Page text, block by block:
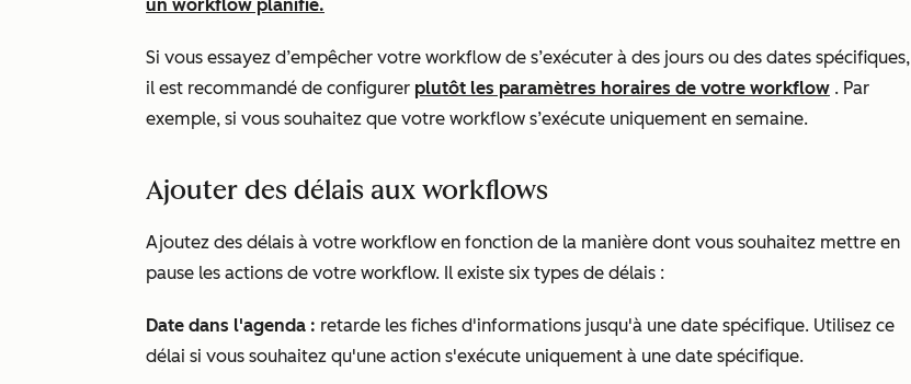
un workflow planifié.
Si vous essayez d’empêcher votre workflow de s’exécuter à des jours ou des dates spécifiques,
il est recommandé de configurer plutôt les paramètres horaires de votre workflow . Par
exemple, si vous souhaitez que votre workflow s’exécute uniquement en semaine.
Ajouter des délais aux workflows
Ajoutez des délais à votre workflow en fonction de la manière dont vous souhaitez mettre en
pause les actions de votre workflow. Il existe six types de délais :
Date dans l'agenda : retarde les fiches d'informations jusqu'à une date spécifique. Utilisez ce
délai si vous souhaitez qu'une action s'exécute uniquement à une date spécifique.